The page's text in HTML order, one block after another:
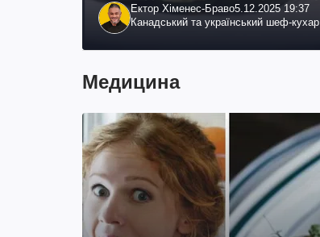
Ектор Хіменес-Браво5.12.2025 19:37
Канадський та український шеф-кухар
телеведучий
Медицина